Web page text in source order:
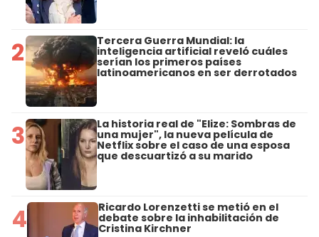
2 Tercera Guerra Mundial: la
inteligencia artificial reveló cuáles
serían los primeros países
latinoamericanos en ser derrotados
3 La historia real de "Elize: Sombras de
una mujer", la nueva película de
Netflix sobre el caso de una esposa
que descuartizó a su marido
4 Ricardo Lorenzetti se metió en el
debate sobre la inhabilitación de
Cristina Kirchner